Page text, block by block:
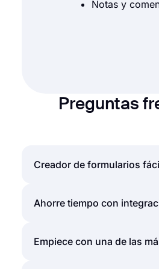
Notas y
Preguntas
Creador de formularios
Crear formularios y
usando una o más de las
Ahorre tiempo con
Los formularios y
Empiece con una de las